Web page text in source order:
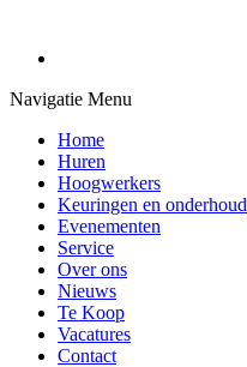
Navigatie Menu
Home
Huren
Hoogwerkers
Keuringen en onderhoud
Evenementen
Service
Over ons
Nieuws
Te Koop
Vacatures
Contact